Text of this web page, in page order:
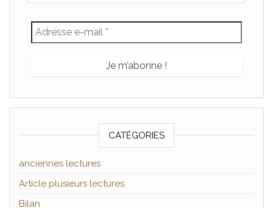
CATÉGORIES
anciennes lectures
Article plusieurs lectures
Bilan